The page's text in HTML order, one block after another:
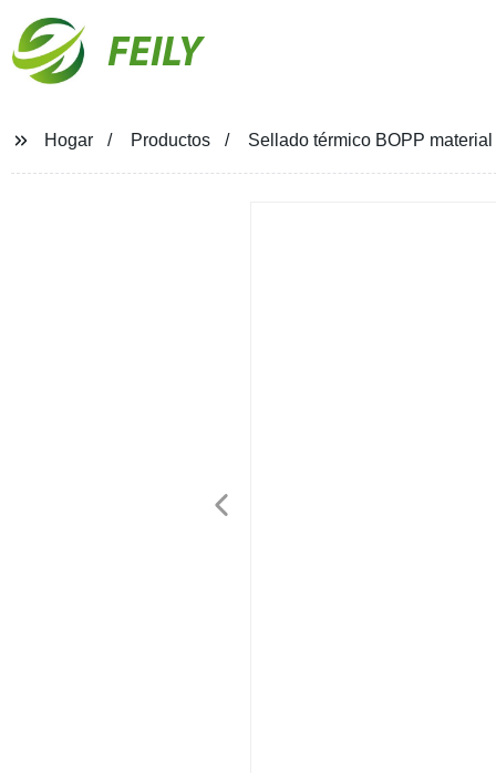
FEILY
Hogar Productos Sellado térmico BOPP